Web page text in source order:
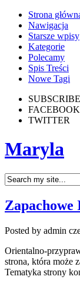
Strona
Nawigacja
Starsze wpisy
Kategorie
Polecamy
Spis Treści
Nowe Tagi
SUBSCRIBE
FACEBOOK
TWITTER
Maryla
Zapachowe
Posted by admin
Orientalno-
strona, która może
Tematyka strony